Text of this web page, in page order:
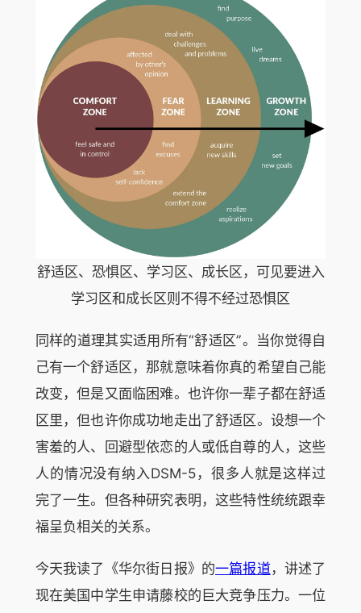
舒适区、恐惧区、学习区、成长区，可见要进入
学习区和成长区则不得不经过恐惧区
同样的道理其实适用所有“舒适区”。当你觉得自
己有一个舒适区，那就意味着你真的希望自己能
改变，但是又面临困难。也许你一辈子都在舒适
区里，但也许你成功地走出了舒适区。设想一个
害羞的人、回避型依恋的人或低自尊的人，这些
人的情况没有纳入DSM-5，很多人就是这样过
完了一生。但各种研究表明，这些特性统统跟幸
福呈负相关的关系。
今天我读了《华尔街日报》的一篇报道，讲述了
现在美国中学生申请藤校的巨大竞争压力。一位